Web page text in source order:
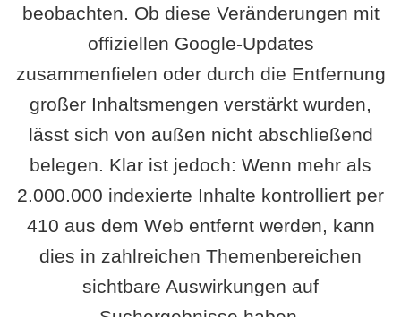
beobachten. Ob diese Veränderungen mit
offiziellen Google-Updates
zusammenfielen oder durch die Entfernung
großer Inhaltsmengen verstärkt wurden,
lässt sich von außen nicht abschließend
belegen. Klar ist jedoch: Wenn mehr als
2.000.000 indexierte Inhalte kontrolliert per
410 aus dem Web entfernt werden, kann
dies in zahlreichen Themenbereichen
sichtbare Auswirkungen auf